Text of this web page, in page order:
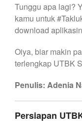
Tunggu apa lagi?
kamu untuk
download
Oiya, biar makin
terlengkap UTBK
Penulis: Adenia
Persiapan